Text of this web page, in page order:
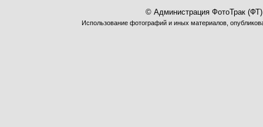
© Администрация ФотоТрак
Использование фотографий и иных материалов,